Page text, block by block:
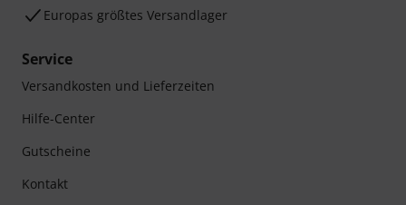
Europas größtes Versandlager
Service
Versandkosten und Lieferzeiten
Hilfe-Center
Gutscheine
Kontakt